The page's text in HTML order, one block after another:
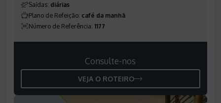
Saídas: diárias
Plano de Refeição: café da manhã
Número de Referência: 1177
Consulte-nos
VEJA O ROTEIRO